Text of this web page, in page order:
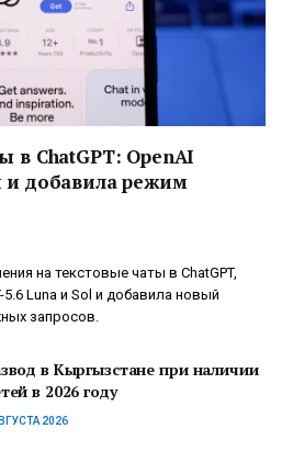
в ChatGPT: OpenAI
и добавила режим
на текстовые чаты в ChatGPT,
Luna и Sol и добавила новый
запросов.
в Кыргызстане при наличии
в 2026 году
2026